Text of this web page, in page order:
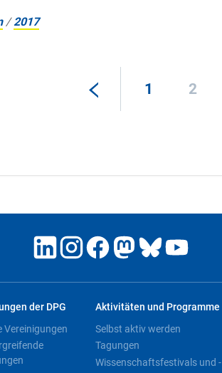
/2017
1 2
der DPG
Vereinigungen
Aktivitäten und Programme
Selbst aktiv werden
Tagungen
Wissenschaftsfestivals und -